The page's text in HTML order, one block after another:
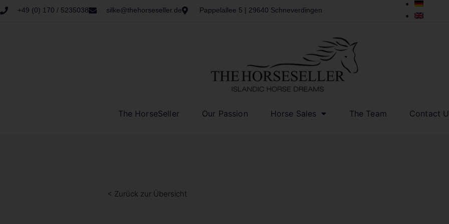
+49 (0) 170 / 5235038 silke@thehorseseller.de Pappelallee 5 | 29640 Schneverdingen
The HorseSeller Our Passion Horse Sales The Team Contact
< Zurück zur Übersicht